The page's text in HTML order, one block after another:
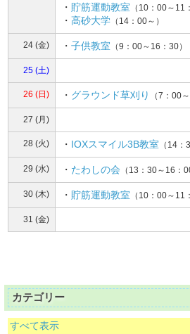
・ 貯筋運動教室 （10：00～11
・高砂大学 （14：00～）
24 (金) ・子供教室 （9：00～16：30）
25 (土)
26 (日) ・ グラウンド草刈り （7：00
27 (月)
28 (火) ・ IOXスマイル3B教室 （14：
29 (水) ・ たわしの会 （13：30～16：
30 (木) ・ 貯筋運動教室 （10：00～11
31 (金)
カテゴリー
すべて表示